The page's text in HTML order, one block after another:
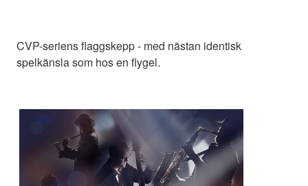
CVP-seriens flaggskepp - med nästan identisk
spelkänsla som hos en flygel.